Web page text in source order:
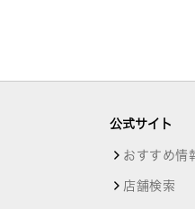
公式サイト
おすすめ情
店舗検索